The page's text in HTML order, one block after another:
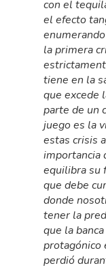
con el
el efecto
la primera
tiene en la
que excede
parte de un
juego es la
estas crisis
importancia
equilibra su
que debe
donde
tener la
que la
protagónico
perdió